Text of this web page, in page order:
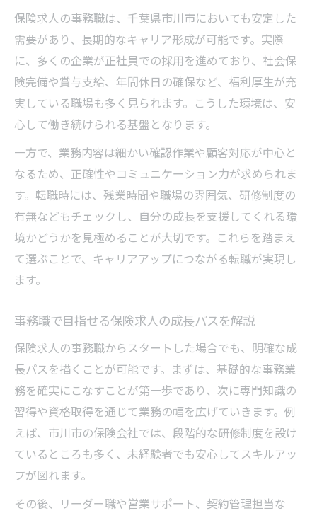
保険求人の事務職は、千葉県市川市においても安定した
需要があり、長期的なキャリア形成が可能です。実際
に、多くの企業が正社員での採用を進めており、社会保
険完備や賞与支給、年間休日の確保など、福利厚生が充
実している職場も多く見られます。こうした環境は、安
心して働き続けられる基盤となります。
一方で、業務内容は細かい確認作業や顧客対応が中心と
なるため、正確性やコミュニケーション力が求められま
す。転職時には、残業時間や職場の雰囲気、研修制度の
有無などもチェックし、自分の成長を支援してくれる環
境かどうかを見極めることが大切です。これらを踏まえ
て選ぶことで、キャリアアップにつながる転職が実現し
ます。
事務職で目指せる保険求人の成長パスを解説
保険求人の事務職からスタートした場合でも、明確な成
長パスを描くことが可能です。まずは、基礎的な事務業
務を確実にこなすことが第一歩であり、次に専門知識の
習得や資格取得を通じて業務の幅を広げていきます。例
えば、市川市の保険会社では、段階的な研修制度を設け
ているところも多く、未経験者でも安心してスキルアッ
プが図れます。
その後、リーダー職や営業サポート、契約管理担当な